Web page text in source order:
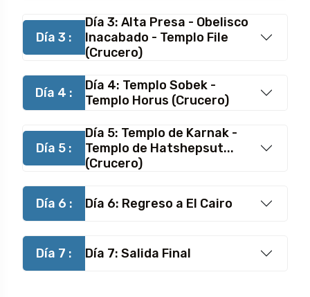
Día 3 :
Día 3: Alta Presa - Obelisco
Inacabado - Templo File
(Crucero)
Día 4 :
Día 4: Templo Sobek -
Templo Horus (Crucero)
Día 5 :
Día 5: Templo de Karnak -
Templo de Hatshepsut...
(Crucero)
Día 6 : Día 6: Regreso a El Cairo
Día 7 : Día 7: Salida Final